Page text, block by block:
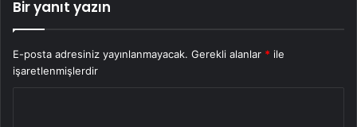
Bir yanıt yazın
E-posta adresiniz yayınlanmayacak. Gerekli alanlar * ile
işaretlenmişlerdir